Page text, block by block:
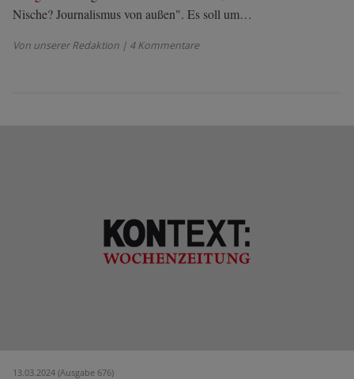
Nische? Journalismus von außen". Es soll um…
Von unserer Redaktion | 4 Kommentare
13.03.2024 (Ausgabe 676)